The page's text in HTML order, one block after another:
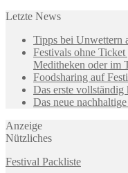
Letzte News
Tipps bei Unwettern
Festivals ohne
Meditheken oder im
Foodsharing auf
Das erste
Das neue
Anzeige
Nützliches
Festival Packliste